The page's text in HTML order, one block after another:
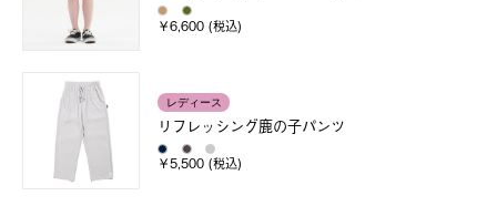
￥6,600 (税込)
レディース
リフレッシング鹿の子パンツ
￥5,500 (税込)